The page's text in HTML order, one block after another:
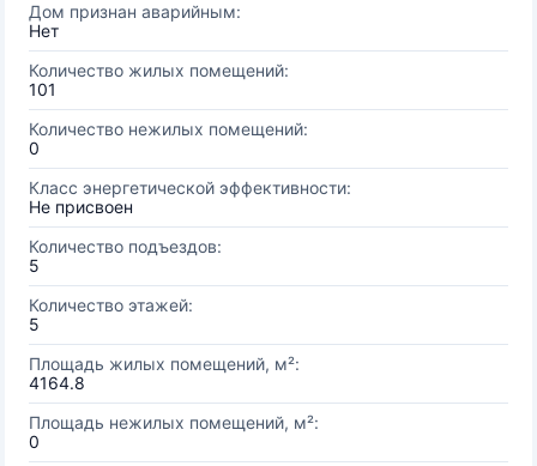
Дом признан аварийным:
Нет
Количество жилых помещений:
101
Количество нежилых помещений:
0
Класс энергетической эффективности:
Не присвоен
Количество подъездов:
5
Количество этажей:
5
Площадь жилых помещений, м²:
4164.8
Площадь нежилых помещений, м²:
0